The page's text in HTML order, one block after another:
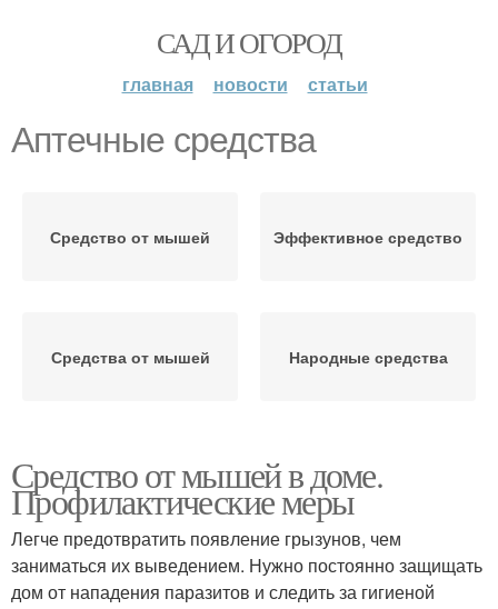
САД И ОГОРОД
главная новости статьи
Аптечные средства
Средство от мышей Эффективное средство
Средства от мышей Народные средства
Средство от мышей в доме.
Профилактические меры
Легче предотвратить появление грызунов, чем
заниматься их выведением. Нужно постоянно защищать
дом от нападения паразитов и следить за гигиеной